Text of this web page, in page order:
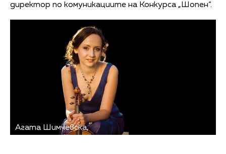
директор по комуникациите на Конкурса „Шопен“.
Агата Шимчевска,